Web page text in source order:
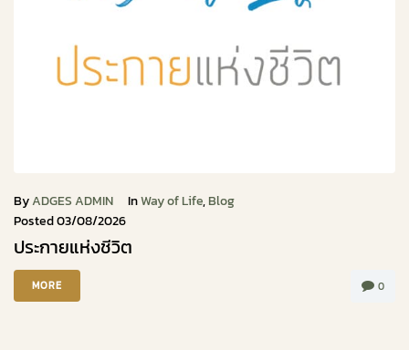
ByADGES ADMIN InWay of Life,Blog
Posted03/08/2026
ประกายแห่งชีวิต
MORE 0